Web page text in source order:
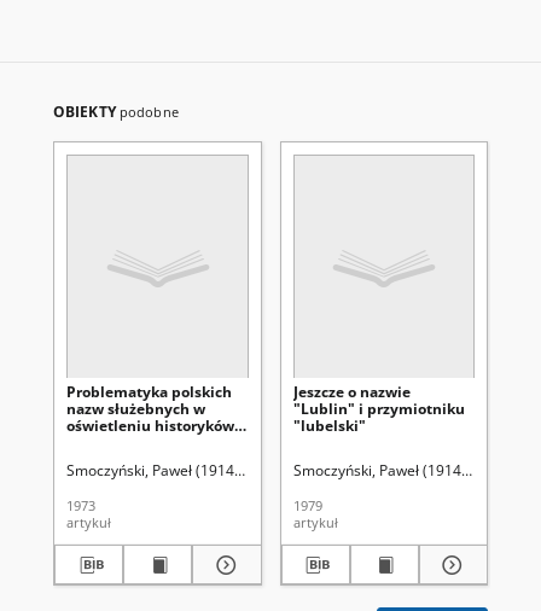
OBIEKTY podobne
Problematyka polskich
nazw służebnych w
oświetleniu historyków i
Smoczyński, Paweł (1914-1997)
1973
artykuł
Jeszcze o nazwie
"Lublin" i przymiotniku
"lubelski"
Smoczyński, Paweł (1914-1997)
1979
artykuł